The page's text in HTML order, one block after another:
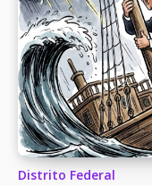
Distrito Federal